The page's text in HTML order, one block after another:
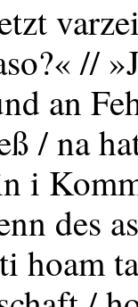
//
an
/ na
i
des
hoam